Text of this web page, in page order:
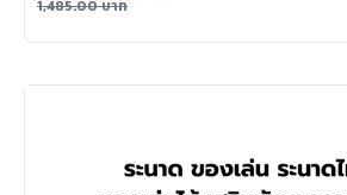
1,485.00บาท